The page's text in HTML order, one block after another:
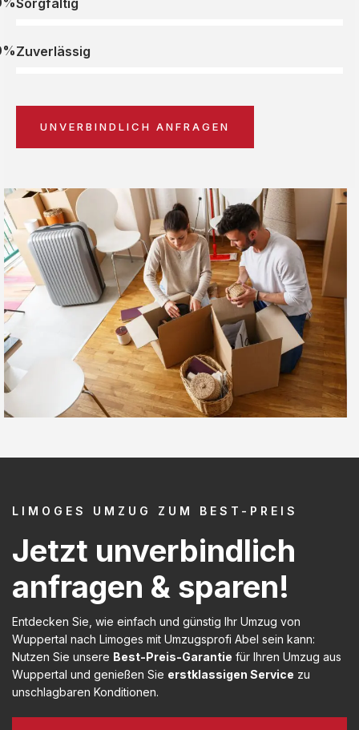
Sorgfältig
Zuverlässig
UNVERBINDLICH ANFRAGEN
LIMOGES UMZUG ZUM BEST-PREIS
Jetzt unverbindlich
anfragen & sparen!
Entdecken Sie, wie einfach und günstig Ihr Umzug von
Wuppertal nach Limoges mit Umzugsprofi Abel sein kann:
Nutzen Sie unsere Best-Preis-Garantie für Ihren Umzug aus
Wuppertal und genießen Sie erstklassigen Service zu
unschlagbaren Konditionen.